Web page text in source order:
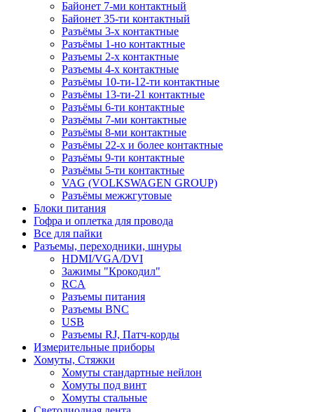
Байонет 7-ми контактный
Байонет 35-ти контактный
Разъёмы 3-х контактные
Разъёмы 1-но контактные
Разъемы 2-х контактные
Разъемы 4-х контактные
Разъёмы 10-ти-12-ти контактные
Разъёмы 13-ти-21 контактные
Разъёмы 6-ти контактные
Разъёмы 7-ми контактные
Разъёмы 8-ми контактные
Разъёмы 22-х и более контактные
Разъёмы 9-ти контактные
Разъёмы 5-ти контактные
VAG (VOLKSWAGEN GROUP)
Разъёмы межжгутовые
Блоки питания
Гофра и оплетка для провода
Все для пайки
Разъемы, переходники, шнуры
HDMI/VGA/DVI
Зажимы "Крокодил"
RCA
Разъемы питания
Разъемы BNC
USB
Разъемы RJ, Патч-корды
Измерительные приборы
Хомуты, Стяжки
Хомуты стандартные нейлон
Хомуты под винт
Хомуты стальные